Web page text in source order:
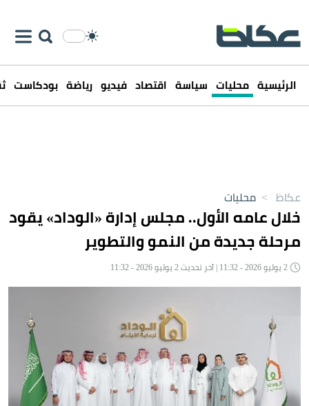
الرئيسية محليات سياسة اقتصاد فيديو رياضة بودكاست
عكاظ > محليات
خلال عامه الأول.. مجلس إدارة «الوداد» يقود
مرحلة جديدة من النمو والتطوير